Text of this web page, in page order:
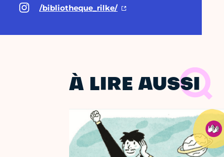
/bibliotheque_rilke/
À LIRE AUSSI